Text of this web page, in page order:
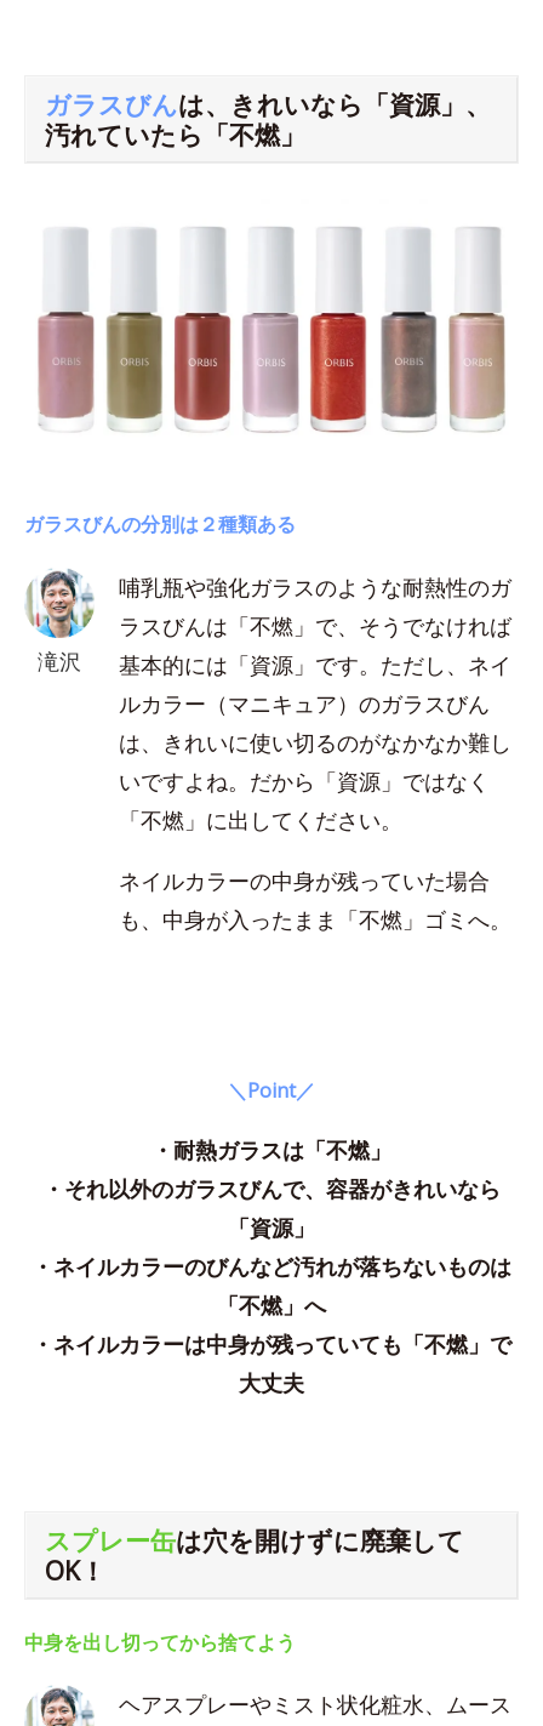
ガラスびんは、きれいなら「資源」、
汚れていたら「不燃」
ガラスびんの分別は２種類ある
滝沢
哺乳瓶や強化ガラスのような耐熱性のガ
ラスびんは「不燃」で、そうでなければ
基本的には「資源」です。ただし、ネイ
ルカラー（マニキュア）のガラスびん
は、きれいに使い切るのがなかなか難し
いですよね。だから「資源」ではなく
「不燃」に出してください。
ネイルカラーの中身が残っていた場合
も、中身が入ったまま「不燃」ゴミへ。
＼Point／
・耐熱ガラスは「不燃」
・それ以外のガラスびんで、容器がきれいなら
「資源」
・ネイルカラーのびんなど汚れが落ちないものは
「不燃」へ
・ネイルカラーは中身が残っていても「不燃」で
大丈夫
スプレー缶は穴を開けずに廃棄して
OK！
中身を出し切ってから捨てよう
ヘアスプレーやミスト状化粧水、ムース